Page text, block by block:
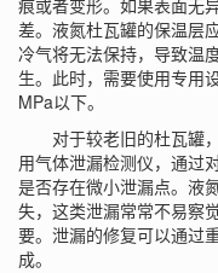
痕或者变形。如果表面无
差。液氮杜瓦罐的保温层
冷气将无法保持，导致温
生。此时，需要使用专用
MPa以下。
对于较老旧的杜瓦罐，
用气体泄漏检测仪，通过
是否存在微小泄漏点。液
失，这类泄漏常常不易察
要。泄漏的修复可以通过
成。